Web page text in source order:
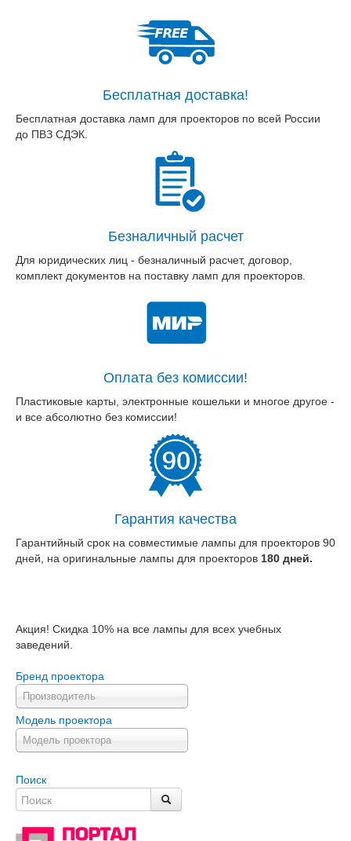
Бесплатная доставка!
Бесплатная доставка ламп для проекторов по всей России
до ПВЗ СДЭК.
Безналичный расчет
Для юридических лиц - безналичный расчет, договор,
комплект документов на поставку ламп для проекторов.
Оплата без комиссии!
Пластиковые карты, электронные кошельки и многое другое -
и все абсолютно без комиссии!
Гарантия качества
Гарантийный срок на совместимые лампы для проекторов 90
дней, на оригинальные лампы для проекторов 180 дней.
Акция! Скидка 10% на все лампы для всех учебных
заведений.
Бренд проектора
Производитель
Модель проектора
Модель проектора
Поиск